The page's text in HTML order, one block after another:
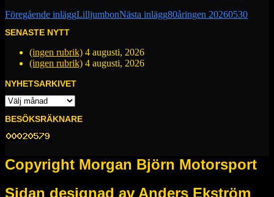
Inläggsnavigering
Föregående inläggLilljumbonNästa inlägg80åringen 20260530
SENASTE NYTT
(ingen rubrik) 4 augusti, 2026
(ingen rubrik) 4 augusti, 2026
NYHETSARKIVET
NYHETSARKIVET
BESÖKSRÄKNARE
Copyright Morgan Björn Motorsport
Sidan designad av Anders Ekström